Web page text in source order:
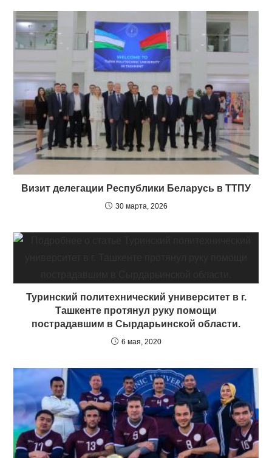
Визит делегации Республики Беларусь в ТТПУ
30 марта, 2026
Туринский политехнический университет в г.
Ташкенте протянул руку помощи
пострадавшим в Сырдарьинской области.
6 мая, 2020